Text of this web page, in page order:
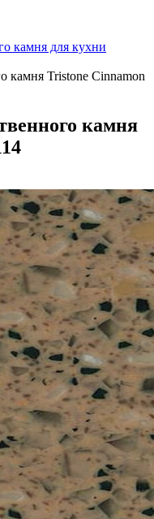
камня для кухни
камня Tristone Cinnamon
камня